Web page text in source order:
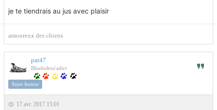
je te tiendrais au jus avec plaisir
amoureux des chiens
pat47
Bluebelton'adict
Sujet Auteur
17 avr. 2017 15:01